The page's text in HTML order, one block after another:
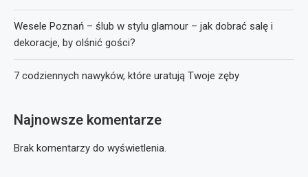
Wesele Poznań – ślub w stylu glamour – jak dobrać salę i
dekoracje, by olśnić gości?
7 codziennych nawyków, które uratują Twoje zęby
Najnowsze komentarze
Brak komentarzy do wyświetlenia.